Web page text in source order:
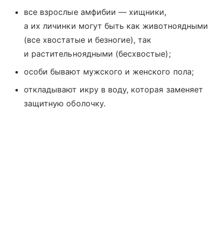
все взрослые амфибии — хищники,
а их личинки могут быть как животноядными
(все хвостатые и безногие), так
и растительноядными (бесхвостые);
особи бывают мужского и женского пола;
откладывают икру в воду, которая заменяет
защитную оболочку.